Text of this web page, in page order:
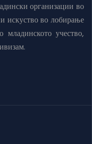
организации во
искуство во лобирање
младинското учество,